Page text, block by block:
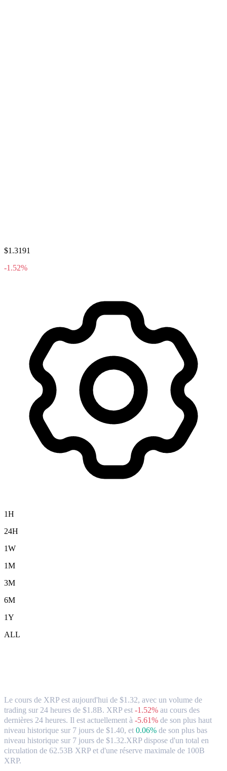
$1.3191
-1.52%
1H
24H
1W
1M
3M
6M
1Y
ALL
Le cours de XRP est aujourd'hui de $1.32, avec un volume de
trading sur 24 heures de $1.8B. XRP est -1.52% au cours des
dernières 24 heures. Il est actuellement à -5.61% de son plus haut
niveau historique sur 7 jours de $1.40, et 0.06% de son plus bas
niveau historique sur 7 jours de $1.32.XRP dispose d'un total en
circulation de 62.53B XRP et d'une réserve maximale de 100B
XRP.